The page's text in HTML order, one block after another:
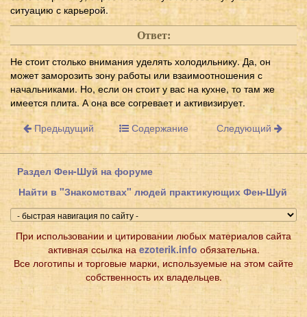
ситуацию с карьерой.
Ответ:
Не стоит столько внимания уделять холодильнику. Да, он
может заморозить зону работы или взаимоотношения с
начальниками. Но, если он стоит у вас на кухне, то там же
имеется плита. А она все согревает и активизирует.
Предыдущий
Содержание Следующий
Раздел Фен-Шуй на форуме
Найти в "Знакомствах" людей практикующих Фен-Шуй
При использовании и цитировании любых материалов сайта
активная ссылка на ezoterik.info обязательна.
Все логотипы и торговые марки, используемые на этом сайте
собственность их владельцев.